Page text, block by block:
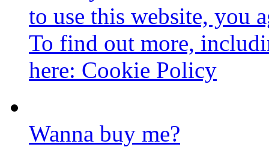
to use this website, you
To find out more,
here: Cookie Policy
Wanna buy me?